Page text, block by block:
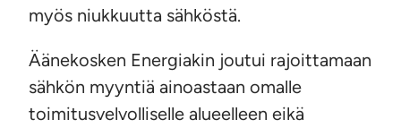
myös niukkuutta sähköstä.
Äänekosken Energiakin joutui rajoittamaan
sähkön myyntiä ainoastaan omalle
toimitusvelvolliselle alueelleen eikä